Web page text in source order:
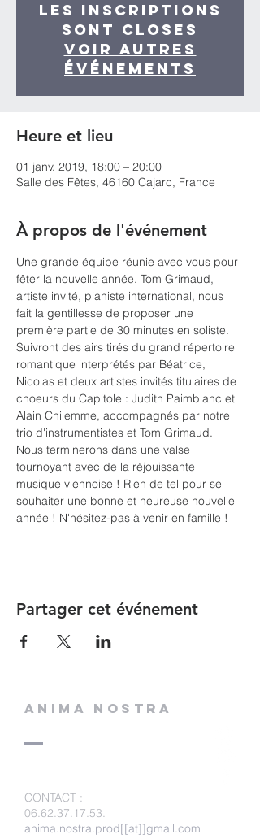
Les inscriptions
sont closes
Voir autres
événements
Heure et lieu
01 janv. 2019, 18:00 – 20:00
Salle des Fêtes, 46160 Cajarc, France
À propos de l'événement
Une grande équipe réunie avec vous pour
fêter la nouvelle année. Tom Grimaud,
artiste invité, pianiste international, nous
fait la gentillesse de proposer une
première partie de 30 minutes en soliste.
Suivront des airs tirés du grand répertoire
romantique interprétés par Béatrice,
Nicolas et deux artistes invités titulaires de
choeurs du Capitole : Judith Paimblanc et
Alain Chilemme, accompagnés par notre
trio d'instrumentistes et Tom Grimaud.
Nous terminerons dans une valse
tournoyant avec de la réjouissante
musique viennoise ! Rien de tel pour se
souhaiter une bonne et heureuse nouvelle
année ! N'hésitez-pas à venir en famille !
Partager cet événement
ANIMA NOSTRA
CONTACT :
06.62.37.17.53.
anima.nostra.prod[[at]]gmail.com